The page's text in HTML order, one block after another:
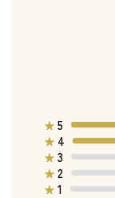
★5
★ 4
★3
★2
★1